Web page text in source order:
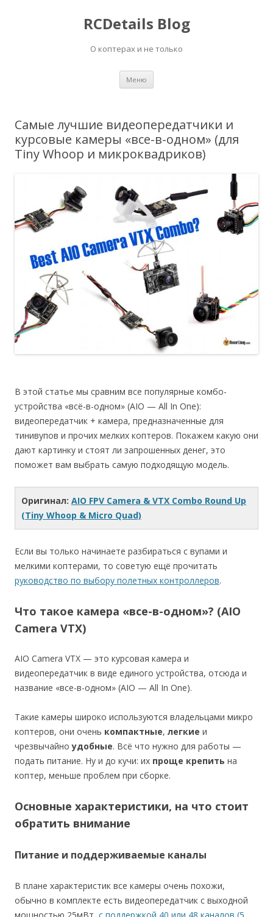
RCDetails Blog
О коптерах и не только
Меню
Самые лучшие видеопередатчики и
курсовые камеры «все-в-одном» (для
Tiny Whoop и микроквадриков)
В этой статье мы сравним все популярные комбо-
устройства «всё-в-одном» (AIO — All In One):
видеопередатчик + камера, предназначенные для
тинивупов и прочих мелких коптеров. Покажем какую они
дают картинку и стоят ли запрошенных денег, это
поможет вам выбрать самую подходящую модель.
Оригинал: AIO FPV Camera & VTX Combo Round Up
(Tiny Whoop & Micro Quad)
Если вы только начинаете разбираться с вупами и
мелкими коптерами, то советую ещё прочитать
руководство по выбору полетных контроллеров.
Что такое камера «все-в-одном»? (AIO
Camera VTX)
AIO Camera VTX — это курсовая камера и
видеопередатчик в виде единого устройства, отсюда и
название «все-в-одном» (AIO — All In One).
Такие камеры широко используются владельцами микро
коптеров, они очень компактные, легкие и
чрезвычайноудобные. Всё что нужно для работы —
подать питание. Ну и до кучи: их проще крепить на
коптер, меньше проблем при сборке.
Основные характеристики, на что стоит
обратить внимание
Питание и поддерживаемые каналы
В плане характеристик все камеры очень похожи,
обычно в комплекте есть видеопередатчик с выходной
мощностью 25мВт, с поддержкой 40 или 48 каналов (5